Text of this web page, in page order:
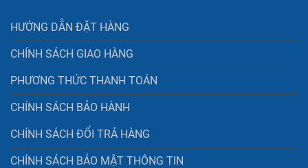
HƯỚNG DẪN ĐẶT HÀNG
CHÍNH SÁCH GIAO HÀNG
PHƯƠNG THỨC THANH TOÁN
CHÍNH SÁCH BẢO HÀNH
CHÍNH SÁCH ĐỔI TRẢ HÀNG
CHÍNH SÁCH BẢO MẬT THÔNG TIN